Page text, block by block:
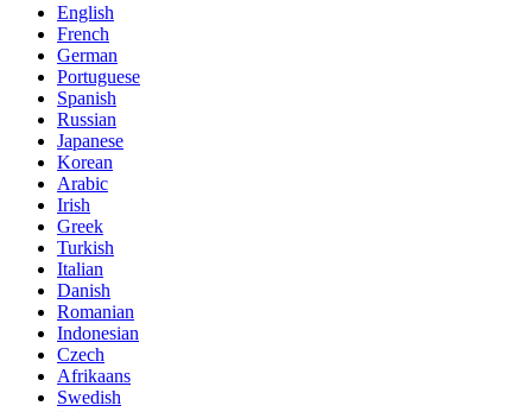
English
French
German
Portuguese
Spanish
Russian
Japanese
Korean
Arabic
Irish
Greek
Turkish
Italian
Danish
Romanian
Indonesian
Czech
Afrikaans
Swedish